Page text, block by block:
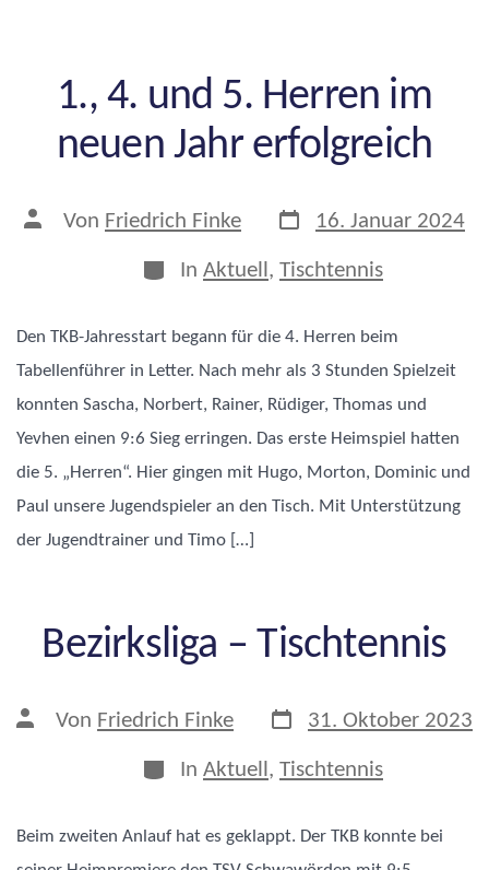
1., 4. und 5. Herren im
neuen Jahr erfolgreich
Beitragsautor
Von Friedrich Finke
16. Januar 2024
Kategorien
In Aktuell , Tischtennis
Den TKB-Jahresstart begann für die 4. Herren beim
Tabellenführer in Letter. Nach mehr als 3 Stunden Spielzeit
konnten Sascha, Norbert, Rainer, Rüdiger, Thomas und
Yevhen einen 9:6 Sieg erringen. Das erste Heimspiel hatten
die 5. „Herren“. Hier gingen mit Hugo, Morton, Dominic und
Paul unsere Jugendspieler an den Tisch. Mit Unterstützung
der Jugendtrainer und Timo […]
Bezirksliga – Tischtennis
Beitragsautor
Von Friedrich Finke Veröffentlichungsdatum
31. Oktober 2023
Kategorien
In Aktuell, Tischtennis
Beim zweiten Anlauf hat es geklappt. Der TKB konnte bei